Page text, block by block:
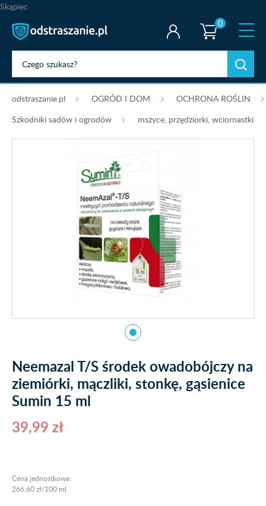
Skąpiec
0
odstraszanie.pl OGRÓD I DOM
OCHRONA ROŚLIN
Szkodniki sadów i ogrodów
mszyce, przędziorki, wciornastki
Neemazal T/S środek owadobójczy na
ziemiórki, mączliki, stonkę, gąsienice
Sumin 15 ml
39,99 zł
Cena jednostkowa:
266,60 zł/100 ml